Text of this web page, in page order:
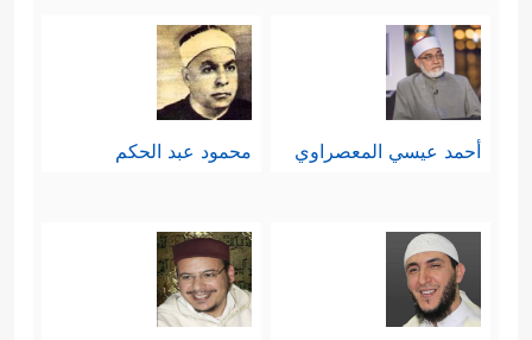
﴿٣٠﴾
أَخۡرَجَ مِنۡهَا مَاۤءَهَا وَمَرۡعَىٰهَا﴿٣١﴾
أَرۡسَىٰهَا﴿٣٢﴾ مَتَـٰعࣰا لَّكُمۡ وَلِأَنۡعَـٰمِكُمۡ﴾.
خامسًا: ثم تعود السورة إلى موضوعها
والحكم الإلهي الشامل والعادل الذي لا
يظلم أحدًا، ولا يُحابي أحدًا، هناك تبرّزُ
أحمد عيسي المعصراوي محمود عبد الحكم